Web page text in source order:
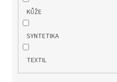
KŮŽE
SYNTETIKA
TEXTIL